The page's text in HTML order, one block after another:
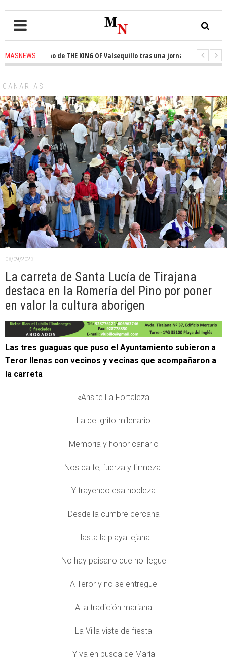
MASNEWS
de THE KING OF Valsequillo tras una jornada de baloncesto
CANARIAS
08/09/2023
La carreta de Santa Lucía de Tirajana
destaca en la Romería del Pino por poner
en valor la cultura aborigen
Las tres guaguas que puso el Ayuntamiento subieron a
Teror llenas con vecinos y vecinas que acompañaron a
la carreta
«Ansite La Fortaleza
La del grito milenario
Memoria y honor canario
Nos da fe, fuerza y firmeza.
Y trayendo esa nobleza
Desde la cumbre cercana
Hasta la playa lejana
No hay paisano que no llegue
A Teror y no se entregue
A la tradición mariana
La Villa viste de fiesta
Y va en busca de María